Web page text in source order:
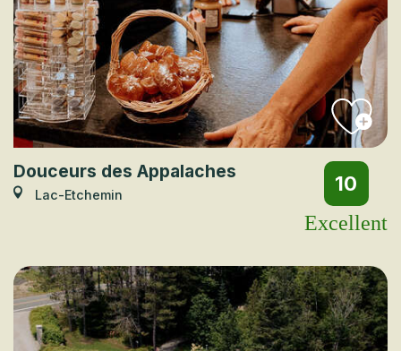
Douceurs des Appalaches
Lac-Etchemin
10
Excellent